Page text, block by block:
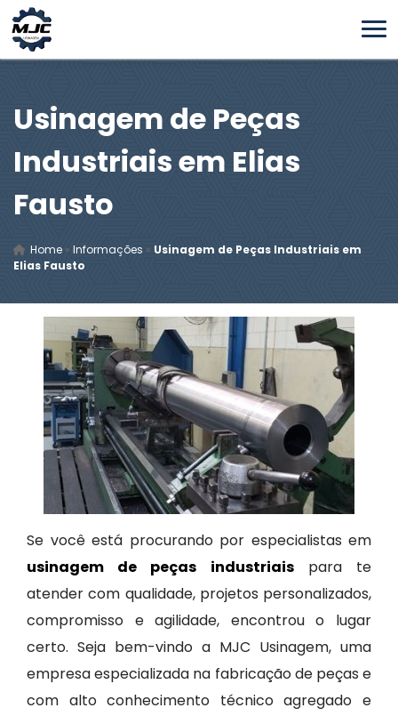
Usinagem de Peças
Industriais em Elias
Fausto
Home » Informações » Usinagem de Peças Industriais em
Elias Fausto
Se você está procurando por especialistas em
usinagem de peças industriaispara te
atender com qualidade, projetos personalizados,
compromisso e agilidade, encontrou o lugar
certo. Seja bem-vindo a MJC Usinagem, uma
empresa especializada na fabricação de peças e
com alto conhecimento técnico agregado e